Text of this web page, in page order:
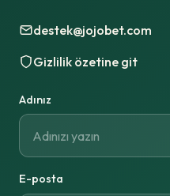
destek@jojobet.com
Gizlilik özetine git
Adınız
E-posta